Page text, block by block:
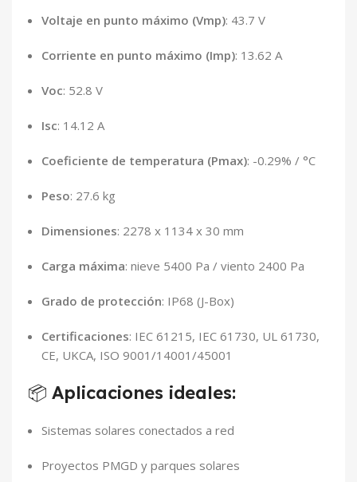
Voltaje en punto máximo (Vmp): 43.7 V
Corriente en punto máximo (Imp): 13.62 A
Voc: 52.8 V
Isc: 14.12 A
Coeficiente de temperatura (Pmax): -0.29% / °C
Peso: 27.6 kg
Dimensiones: 2278 x 1134 x 30 mm
Carga máxima: nieve 5400 Pa / viento 2400 Pa
Grado de protección: IP68 (J-Box)
Certificaciones: IEC 61215, IEC 61730, UL 61730,
CE, UKCA, ISO 9001/14001/45001
📦 Aplicaciones ideales:
Sistemas solares conectados a red
Proyectos PMGD y parques solares